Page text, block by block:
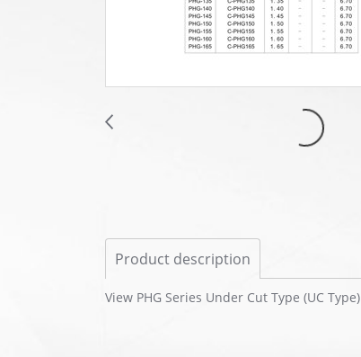
Product description
View PHG Series Under Cut Type (UC Type)